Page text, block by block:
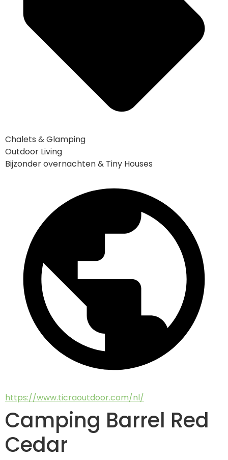
Chalets & Glamping
Outdoor Living
Bijzonder overnachten & Tiny Houses
https://www.ticraoutdoor.com/nl/
Camping Barrel Red
Cedar